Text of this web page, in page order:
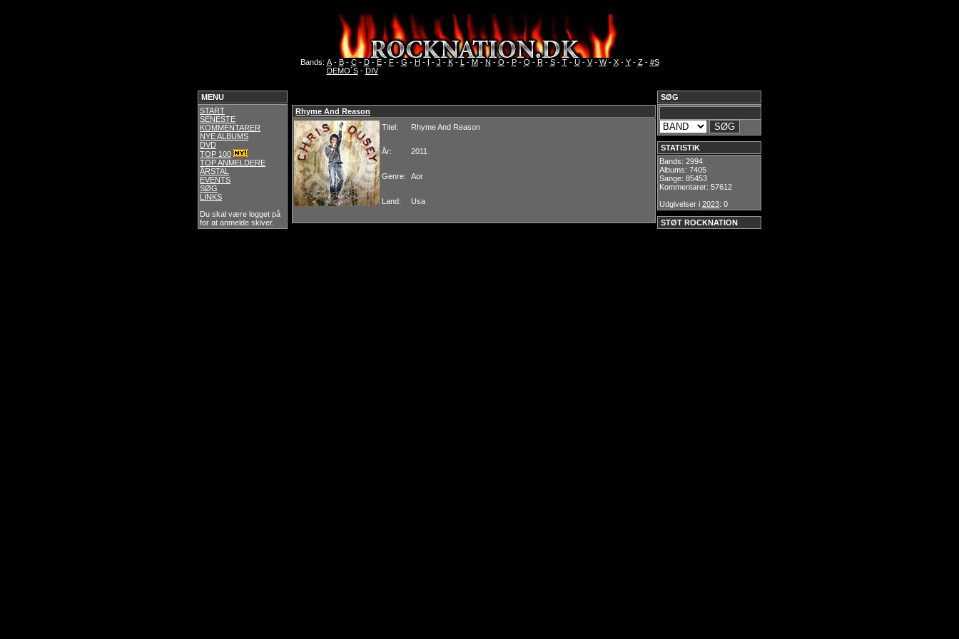
Bands: A- B- C- D- E- F- G - H - I - J - K- L - M- N - O - P- Q - R- S- T- U- V- W- X- Y- Z- #S
DEMO´S- DIV
MENU
START
SENESTE
KOMMENTARER
NYE ALBUMS
DVD
TOP 100
TOP ANMELDERE
ÅRSTAL
EVENTS
SØG
LINKS
Du skal være logget på
for at anmelde skiver.
SØG
STATISTIK
Bands: 2994
Albums: 7405
Sange: 85453
Kommentarer: 57612
Udgivelser i 2023: 0
STØT ROCKNATION
Rhyme And Reason
Titel:
Rhyme And Reason
År: 2011
Genre: Aor
Land: Usa